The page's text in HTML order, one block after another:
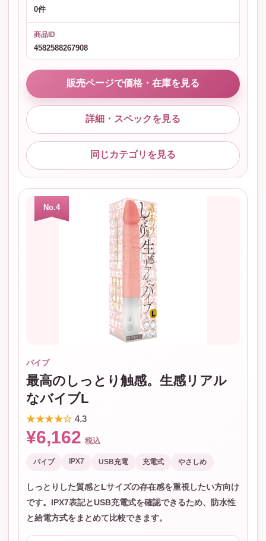
0件
商品ID
4582588267908
販売ページで価格・在庫を見る
詳細・スペックを見る
同じカテゴリを見る
No.4
バイブ
最高のしっとり触感。生感リアル
なバイブL
★★★★☆ 4.3
¥6,162 税込
バイブ IPX7 USB充電 充電式 やさしめ
しっとりした質感とLサイズの存在感を重視したい方向け
です。IPX7表記とUSB充電式を確認できるため、防水性
と給電方式をまとめて比較できます。